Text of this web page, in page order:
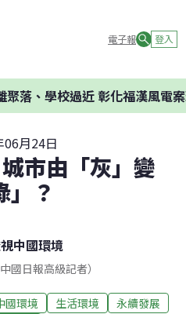
電子報 登入
、學校過近 彰化福漢風電案環
06月24日
市由「灰」變
」？
中國環境
國日報高級記者）
國環境 生活環境
永續發展